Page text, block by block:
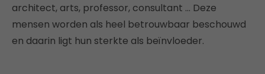
architect, arts, professor, consultant … Deze
mensen worden als heel betrouwbaar beschouwd
en daarin ligt hun sterkte als beïnvloeder.